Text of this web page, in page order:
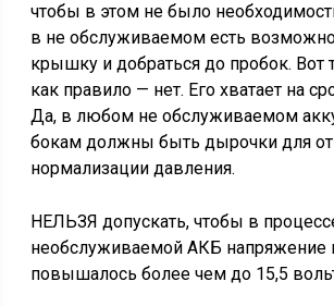
чтобы в этом не было
в не обслуживаемом есть
крышку и добраться до пробок. Вот
как правило — нет. Его хватает на
Да, в любом не обслуживаемом
бокам должны быть дырочки для
нормализации давления.
НЕЛЬЗЯ допускать, чтобы в
необслуживаемой АКБ напряжение
повышалось более чем до 15,5